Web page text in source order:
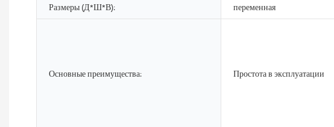
Размеры (Д*Ш*В):
переменная
Основные преимущества: Простота в эксплуатации